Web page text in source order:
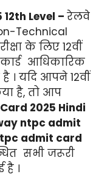
Level – रेलवे
Technical
के लिए 12वीं
आधिकारिक
। यदि आपने 12वीं
है, तो आप
2025 Hindi
ntpc admit
admit card
सभी जरूरी
है ।